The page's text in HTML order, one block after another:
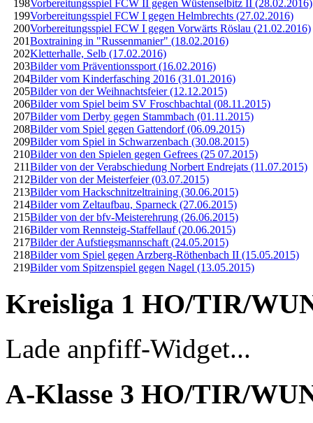
198Vorbereitungsspiel FCW II gegen Wüstenselbitz II (28.02.2016)
199Vorbereitungsspiel FCW I gegen Helmbrechts (27.02.2016)
200Vorbereitungsspiel FCW I gegen Vorwärts Röslau (21.02.2016)
201Boxtraining in "Russenmanier" (18.02.2016)
202Kletterhalle, Selb (17.02.2016)
203Bilder vom Präventionssport (16.02.2016)
204Bilder vom Kinderfasching 2016 (31.01.2016)
205Bilder von der Weihnachtsfeier (12.12.2015)
206Bilder vom Spiel beim SV Froschbachtal (08.11.2015)
207Bilder vom Derby gegen Stammbach (01.11.2015)
208Bilder vom Spiel gegen Gattendorf (06.09.2015)
209Bilder vom Spiel in Schwarzenbach (30.08.2015)
210Bilder von den Spielen gegen Gefrees (25 07.2015)
211Bilder von der Verabschiedung Norbert Endrejats (11.07.2015)
212Bilder von der Meisterfeier (03.07.2015)
213Bilder vom Hackschnitzeltraining (30.06.2015)
214Bilder vom Zeltaufbau, Sparneck (27.06.2015)
215Bilder von der bfv-Meisterehrung (26.06.2015)
216Bilder vom Rennsteig-Staffellauf (20.06.2015)
217Bilder der Aufstiegsmannschaft (24.05.2015)
218Bilder vom Spiel gegen Arzberg-Röthenbach II (15.05.2015)
219Bilder vom Spitzenspiel gegen Nagel (13.05.2015)
Kreisliga 1 HO/TIR/
Lade anpfiff-Widget...
A-Klasse 3 HO/TIR/